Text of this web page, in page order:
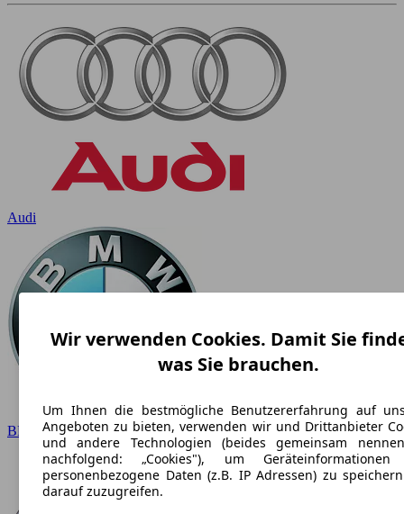
Audi
BMW
Wir verwenden Cookies. Damit Sie
was Sie brauchen.
Um Ihnen die bestmögliche Benutzererfahrung auf
Angeboten zu bieten, verwenden wir und Drittanbieter
und andere Technologien (beides gemeinsam
nachfolgend: „Cookies"), um
personenbezogene Daten (z.B. IP Adressen) zu
darauf zuzugreifen.